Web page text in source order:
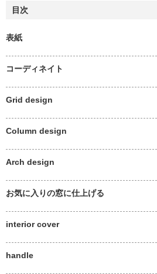
目次
表紙
コーディネイト
Grid design
Column design
Arch design
お気に入りの窓に仕上げる
interior cover
handle